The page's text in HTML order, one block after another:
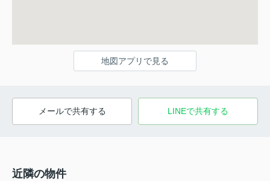
地図アプリで見る
メールで共有する LINEで共有する
近隣の物件